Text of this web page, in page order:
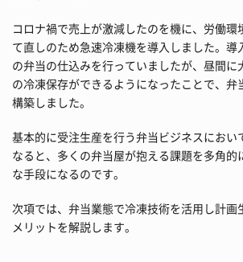
コロナ禍で売上が激減したのを機に、労働環
て直しのため急速冷凍機を導入しました。導
の弁当の仕込みを行っていましたが、昼間に
の冷凍保存ができるようになったことで、弁
構築しました。
基本的に受注生産を行う弁当ビジネスにおい
なると、多くの弁当屋が抱える課題を多角的
な手段になるのです。
次項では、弁当業態で冷凍技術を活用し計画
メリットを解説します。